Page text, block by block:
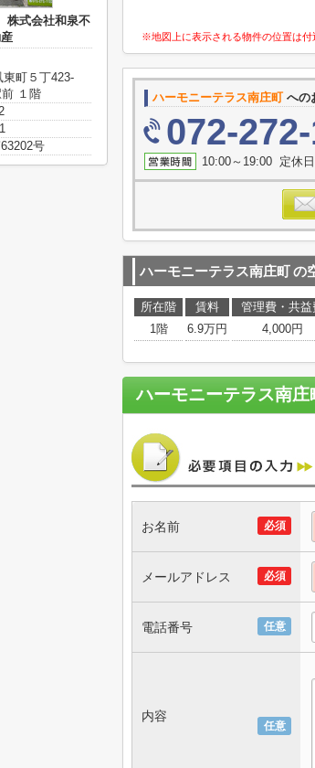
※地図上に表示される物件の位置は付
ハーモニーテラス南庄町への
072-
10:00～19:00 定休
ハーモニーテラス南庄町の
所在階 賃料 管理費・共益
1階
6.9万円 4,000円
ハーモニーテラス南庄
必須
お名前
必須
メールアドレス
任意
電話番号
任意
内容
式会社和泉不
町５丁423-
１階
号